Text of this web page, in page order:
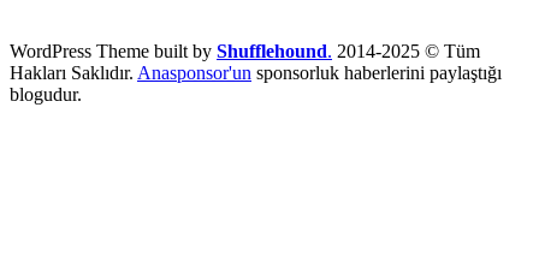
WordPress Theme built by Shufflehound. 2014-2025 © Tüm
Hakları Saklıdır. Anasponsor'un sponsorluk haberlerini paylaştığı
blogudur.